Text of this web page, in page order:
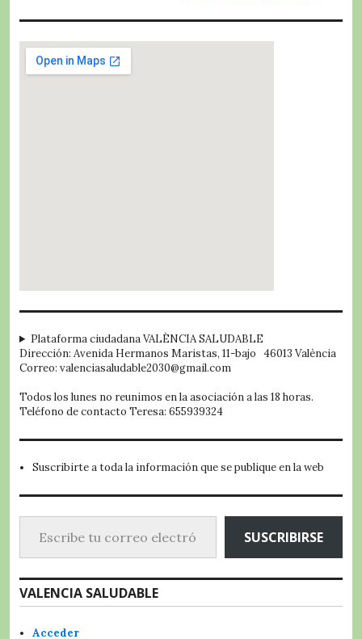
Plataforma ciudadana VALÈNCIA SALUDABLE
Dirección: Avenida Hermanos Maristas, 11-bajo 46013 València
Correo: valenciasaludable2030@gmail.com
Todos los lunes no reunimos en la asociación a las 18 horas.
Teléfono de contacto Teresa: 655939324
Suscribirte a toda la información que se publique en la web
Escribe tu correo electrónico…
SUSCRIBIRSE
VALENCIA SALUDABLE
Acceder